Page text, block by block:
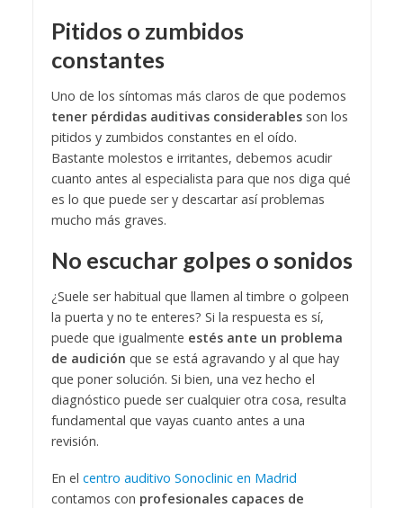
Pitidos o zumbidos
constantes
Uno de los síntomas más claros de que podemos
tener pérdidas auditivas considerablesson los
pitidos y zumbidos constantes en el oído.
Bastante molestos e irritantes, debemos acudir
cuanto antes al especialista para que nos diga qué
es lo que puede ser y descartar así problemas
mucho más graves.
No escuchar golpes o sonidos
¿Suele ser habitual que llamen al timbre o golpeen
la puerta y no te enteres? Si la respuesta es sí,
puede que igualmente estés ante un problema
de audición que se está agravando y al que hay
que poner solución. Si bien, una vez hecho el
diagnóstico puede ser cualquier otra cosa, resulta
fundamental que vayas cuanto antes a una
revisión.
En el centro auditivo Sonoclinic en Madrid
contamos con profesionales capaces de